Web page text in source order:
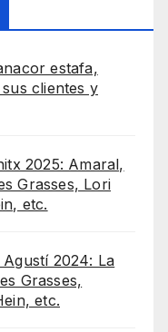
estafa,
clientes y
2025: Amaral,
Grasses, Lori
etc.
2024: La
Grasses,
etc.